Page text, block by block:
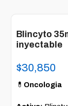
Blincyto
inyectable
$30,850
💊 Oncologia